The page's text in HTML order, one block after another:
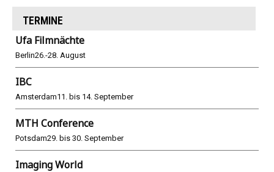
TERMINE
Ufa Filmnächte
Berlin26.-28. August
IBC
Amsterdam11. bis 14. September
MTH Conference
Potsdam29. bis 30. September
Imaging World